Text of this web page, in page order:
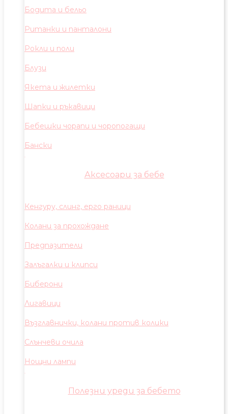
Бодита и бельо
Ританки и панталони
Рокли и поли
Блузи
Якета и жилетки
Шапки и ръкавици
Бебешки чорапи и чоропогащи
Бански
Аксесоари за бебе
Кенгуру, слинг, ерго раници
Колани за прохождане
Предпазители
Залъгалки и клипси
Биберони
Лигавици
Възглавнички, колани против колики
Слънчеви очила
Нощни лампи
Полезни уреди за бебето